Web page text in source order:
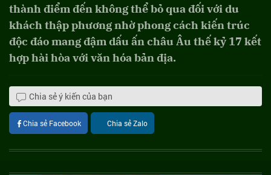
thành điểm đến không thể bỏ qua đối với du
khách thập phương nhờ phong cách kiến trúc
độc đáo mang đậm dấu ấn châu Âu thế kỷ 17 kết
hợp hài hòa với văn hóa bản địa.
Chia sẻ ý kiến của bạn
Chia sẻ Facebook Chia sẻ Zalo